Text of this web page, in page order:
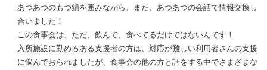
あつあつのもつ鍋を囲みながら、また、あつあつの会話で情報交換し
合いました！
この食事会は、ただ、飲んで、食べてるだけではないんです！
入所施設に勤めるある支援者の方は、対応が難しい利用者さんの支援
に悩んでおられましたが、食事会の他の方と話をする中でさまざまな